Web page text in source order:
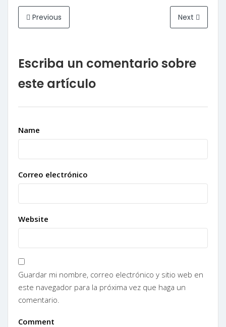
Previous Next
Escriba un comentario sobre
este artículo
Name
Correo electrónico
Website
Guardar mi nombre, correo electrónico y sitio web en
este navegador para la próxima vez que haga un
comentario.
Comment